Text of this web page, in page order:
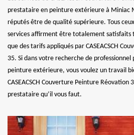
prestataire en peinture extérieure à Miniac
réputés être de qualité supérieure. Tous
services affirment être totalement satisfaits
que des tarifs appliqués par CASEACSCH
35. Si dans votre recherche de
peinture extérieure, vous voulez un travail
CASEACSCH Couverture Peinture Réovation
prestataire qu’il vous faut.